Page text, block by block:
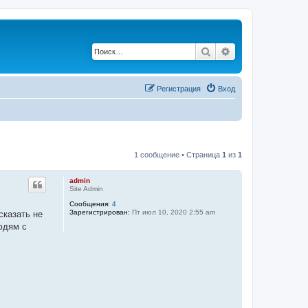
Поиск
Вход
Регистрация
1 сообщение • Страница 1 из 1
admin
Site Admin
Сообщения: 4
Зарегистрирован: Пт июл 10, 2020 2:55 am
не
с